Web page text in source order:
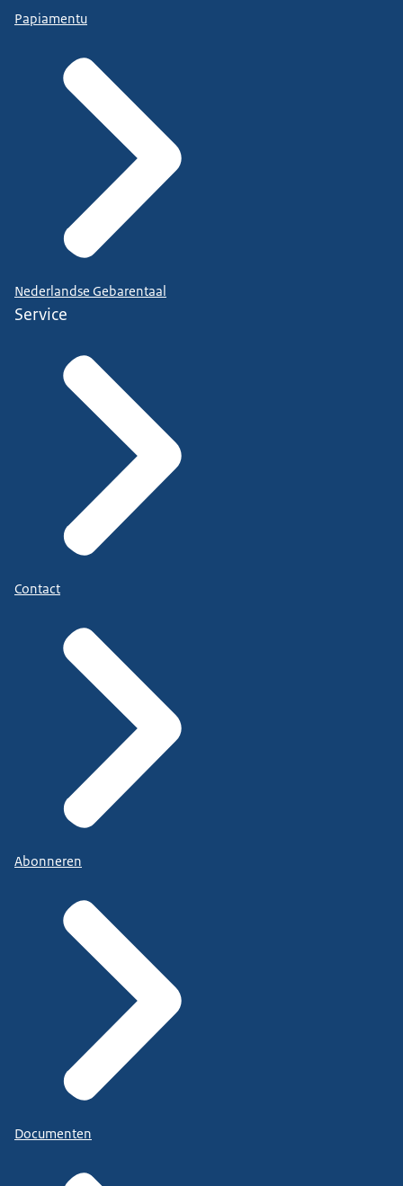
Papiamentu
Nederlandse Gebarentaal
Service
Contact
Abonneren
Documenten